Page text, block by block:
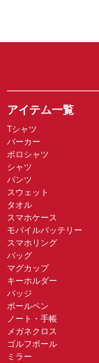
アイテム一覧
Tシャツ
パーカー
ポロシャツ
シャツ
パンツ
スウェット
タオル
スマホケース
モバイルバッテリー
スマホリング
バッグ
マグカップ
キーホルダー
バッジ
ボールペン
ノート・手帳
メガネクロス
ゴルフボール
ミラー